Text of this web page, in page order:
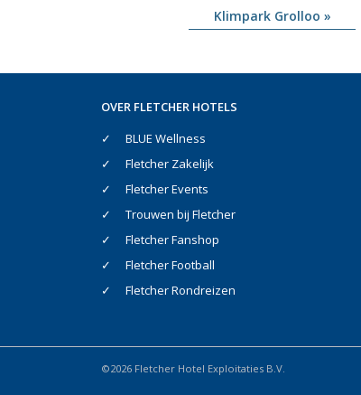
Klimpark Grolloo »
OVER FLETCHER HOTELS
BLUE Wellness
Fletcher Zakelijk
Fletcher Events
Trouwen bij Fletcher
Fletcher Fanshop
Fletcher Football
Fletcher Rondreizen
©2026 Fletcher Hotel Exploitaties B.V.